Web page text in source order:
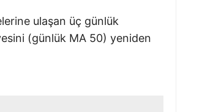
ulaşan üç günlük
(günlük MA 50) yeniden